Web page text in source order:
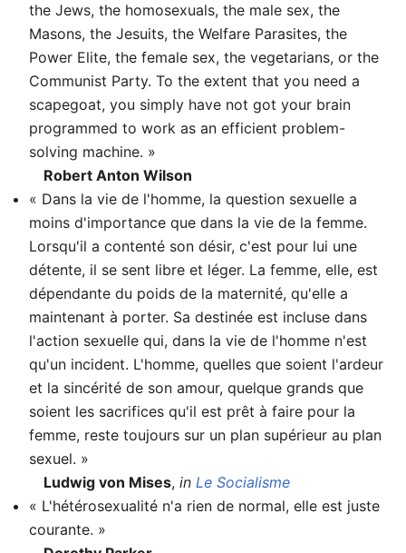
the Jews, the homosexuals, the male sex, the
Masons, the Jesuits, the Welfare Parasites, the
Power Elite, the female sex, the vegetarians, or the
Communist Party. To the extent that you need a
scapegoat, you simply have not got your brain
programmed to work as an efficient problem-
solving machine. »
Robert Anton Wilson
« Dans la vie de l'homme, la question sexuelle a
moins d'importance que dans la vie de la femme.
Lorsqu'il a contenté son désir, c'est pour lui une
détente, il se sent libre et léger. La femme, elle, est
dépendante du poids de la maternité, qu'elle a
maintenant à porter. Sa destinée est incluse dans
l'action sexuelle qui, dans la vie de l'homme n'est
qu'un incident. L'homme, quelles que soient l'ardeur
et la sincérité de son amour, quelque grands que
soient les sacrifices qu'il est prêt à faire pour la
femme, reste toujours sur un plan supérieur au plan
sexuel. »
Ludwig von Mises, in Le Socialisme
« L'hétérosexualité n'a rien de normal, elle est juste
courante. »